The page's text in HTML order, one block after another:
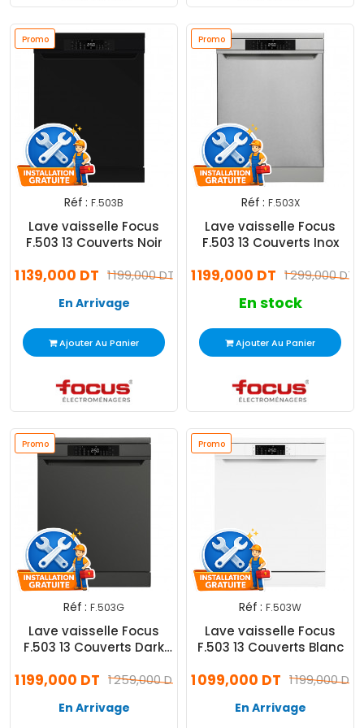
Promo
Réf : F.503B
Lave vaisselle Focus
F.503 13 Couverts Noir
1 199,000 DT
1 139,000 DT
En Arrivage
Ajouter Au Panier
Promo
Réf : F.503X
Lave vaisselle Focus
F.503 13 Couverts Inox
1 299,000 DT
1 199,000 DT
En stock
Ajouter Au Panier
Promo
Réf : F.503G
Lave vaisselle Focus
F.503 13 Couverts Dark
1 259,000 DT
1 199,000 DT
En Arrivage
Promo
Réf : F.503W
Lave vaisselle Focus
F.503 13 Couverts Blanc
1 199,000 DT
1 099,000 DT
En Arrivage